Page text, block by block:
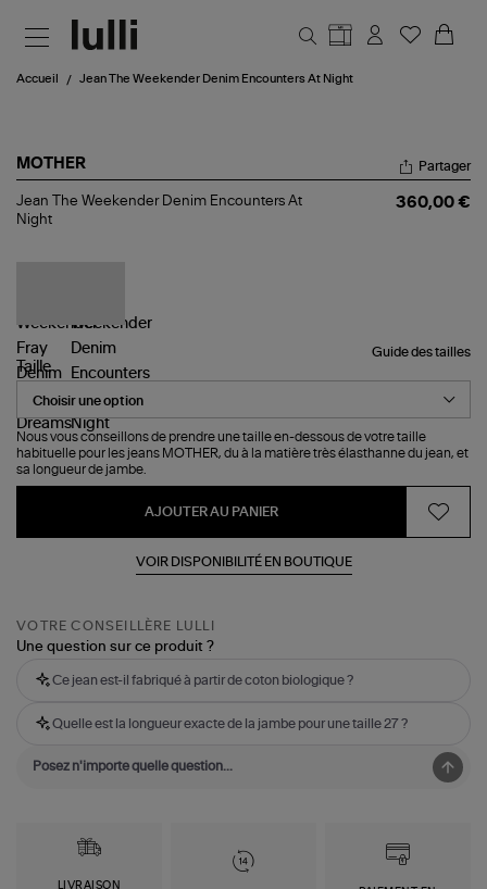
Accueil Jean The Weekender Denim Encounters At Night
MOTHER
Jean
The
Weekender
Partager
Jean The Weekender Denim Encounters At
Night
360,00 €
Guide des tailles
Taille
Nous vous conseillons de prendre une taille en-dessous de votre taille
habituelle pour les jeans MOTHER, du à la matière très élasthanne du jean, et
sa longueur de jambe.
AJOUTER AU PANIER
VOIR DISPONIBILITÉ EN BOUTIQUE
VOTRE CONSEILLÈRE LULLI
Une question sur ce produit ?
Ce jean est-il fabriqué à partir de coton biologique ?
Quelle est la longueur exacte de la jambe pour une taille 27 ?
LIVRAISON